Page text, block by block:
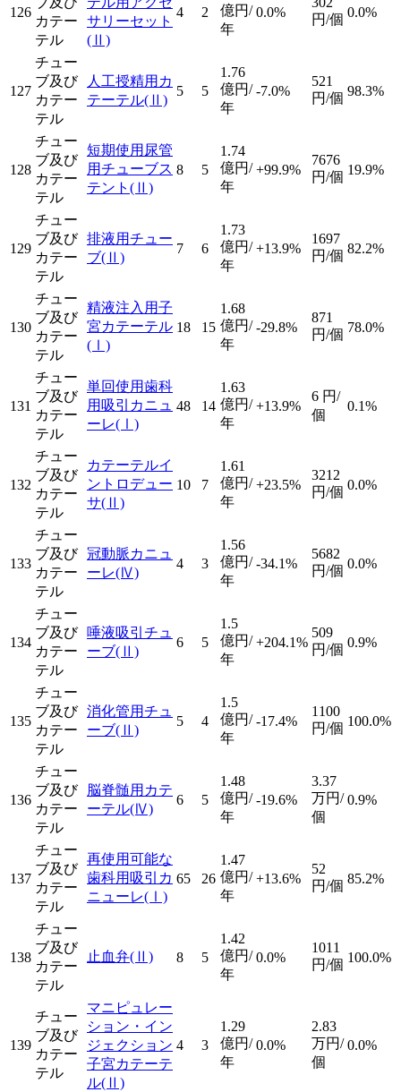
126
カテー
テル
サリーセット
(Ⅱ)
4 2
億円/
年
0.0%
円/個 0.0%
127
チュー
ブ及び
カテー
テル
人工授精用カ
テーテル(Ⅱ)
5 5
1.76
億円/
年
-7.0%
521
円/個 98.3%
128
チュー
ブ及び
カテー
テル
短期使用尿管
用チューブス
テント (Ⅱ)
8 5
1.74
億円/
年
+99.9%
7676
円/個 19.9%
129
チュー
ブ及び
カテー
テル
排液用チュー
ブ(Ⅱ)
7 6
1.73
億円/
年
+13.9%
1697
円/個 82.2%
130
チュー
ブ及び
カテー
テル
精液注入用子
宮カテーテル
(Ⅰ)
18 15
1.68
億円/
年
-29.8%
871
円/個 78.0%
131
チュー
ブ及び
カテー
テル
単回使用歯科
用吸引カニュ
ーレ(Ⅰ)
48 14
1.63
億円/
年
+13.9%
6 円/
個
0.1%
132
チュー
ブ及び
カテー
テル
カテーテルイ
ントロデュー
サ(Ⅱ)
10 7
1.61
億円/
年
+23.5%
3212
円/個 0.0%
133
チュー
ブ及び
カテー
テル
冠動脈カニュ
ーレ(Ⅳ)
4 3
1.56
億円/
年
-34.1%
5682
円/個 0.0%
134
チュー
ブ及び
カテー
テル
唾液吸引チュ
ーブ(Ⅱ)
6 5
1.5
億円/
年
+204.1%
509
円/個 0.9%
135
チュー
ブ及び
カテー
テル
消化管用チュ
ーブ(Ⅱ)
5 4
1.5
億円/
年
-17.4%
1100
円/個 100.0%
136
チュー
ブ及び
カテー
テル
脳脊髄用カテ
ーテル(Ⅳ)
6 5
1.48
億円/
年
-19.6%
3.37
万円/
個
0.9%
137
チュー
ブ及び
カテー
テル
再使用可能な
歯科用吸引カ
ニューレ(Ⅰ)
65 26
1.47
億円/
年
+13.6%
52
円/個 85.2%
138
チュー
ブ及び
カテー
テル
止血弁(Ⅱ) 8 5
1.42
億円/
年
0.0%
1011
円/個 100.0%
139
チュー
ブ及び
カテー
テル
マニピュレー
ション・イン
ジェクション
子宮カテーテ
ル(Ⅱ)
4 3
1.29
億円/
年
0.0%
2.83
万円/
個
0.0%